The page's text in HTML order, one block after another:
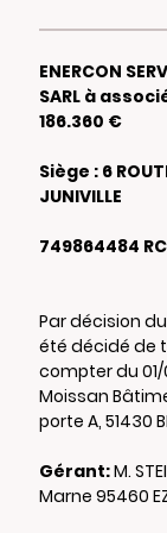
ENERCON
SARL à
186.360 €
Siège : 6
JUNIVILLE
749864484
Par décision
été décidé de
compter du 01/
Moissan
porte A, 51430
Gérant:M.
Marne 95460